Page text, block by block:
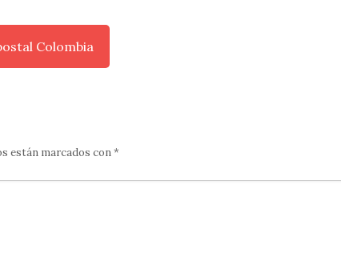
Colombia
están marcados con*